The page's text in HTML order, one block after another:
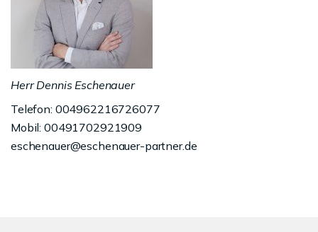
Herr Dennis Eschenauer
Telefon: 004962216726077
Mobil: 00491702921909
eschenauer@eschenauer-partner.de